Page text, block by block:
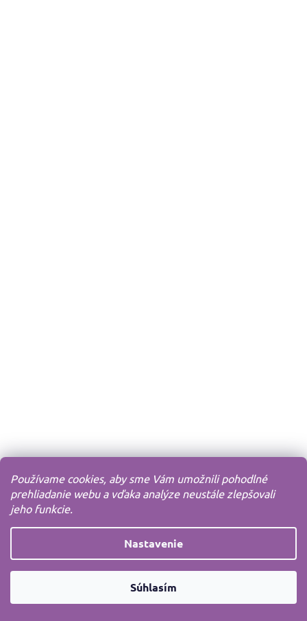
Používame cookies, aby sme Vám umožnili pohodlné
prehliadanie webu a vďaka analýze neustále zlepšovali
jeho funkcie.
Nastavenie
Súhlasím